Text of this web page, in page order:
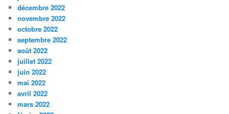
décembre 2022
novembre 2022
octobre 2022
septembre 2022
août 2022
juillet 2022
juin 2022
mai 2022
avril 2022
mars 2022